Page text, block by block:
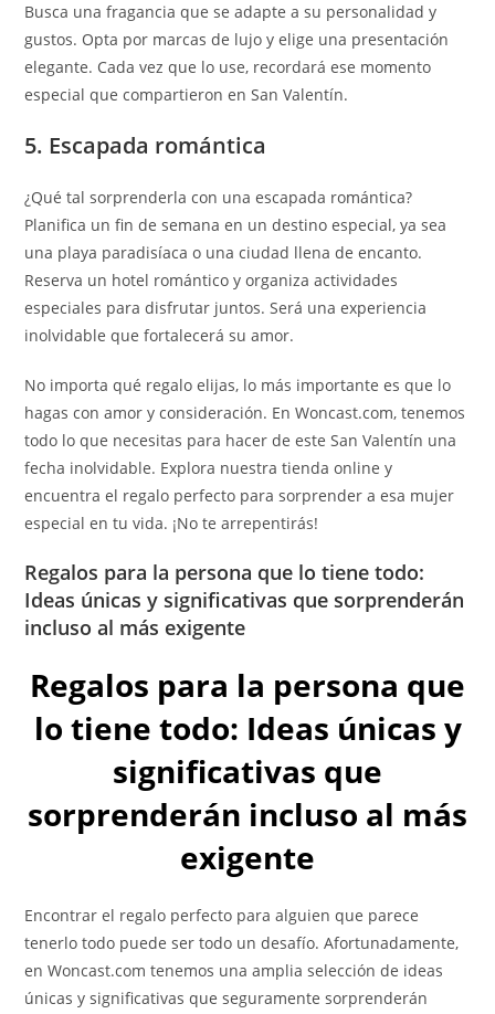
Busca una fragancia que se adapte a su personalidad y
gustos. Opta por marcas de lujo y elige una presentación
elegante. Cada vez que lo use, recordará ese momento
especial que compartieron en San Valentín.
5. Escapada romántica
¿Qué tal sorprenderla con una escapada romántica?
Planifica un fin de semana en un destino especial, ya sea
una playa paradisíaca o una ciudad llena de encanto.
Reserva un hotel romántico y organiza actividades
especiales para disfrutar juntos. Será una experiencia
inolvidable que fortalecerá su amor.
No importa qué regalo elijas, lo más importante es que lo
hagas con amor y consideración. En Woncast.com, tenemos
todo lo que necesitas para hacer de este San Valentín una
fecha inolvidable. Explora nuestra tienda online y
encuentra el regalo perfecto para sorprender a esa mujer
especial en tu vida. ¡No te arrepentirás!
Regalos para la persona que lo tiene todo:
Ideas únicas y significativas que sorprenderán
incluso al más exigente
Regalos para la persona que
lo tiene todo: Ideas únicas y
significativas que
sorprenderán incluso al más
exigente
Encontrar el regalo perfecto para alguien que parece
tenerlo todo puede ser todo un desafío. Afortunadamente,
en Woncast.com tenemos una amplia selección de ideas
únicas y significativas que seguramente sorprenderán